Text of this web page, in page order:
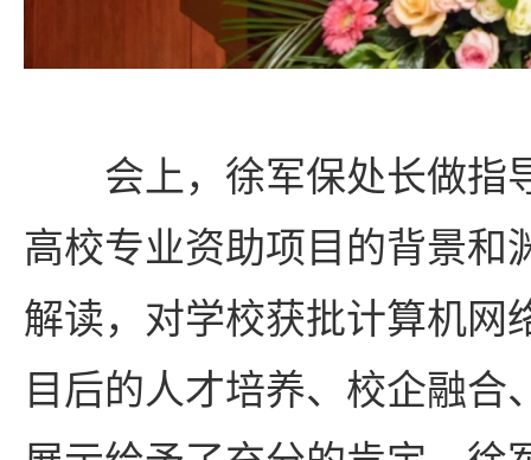
会上，徐军保处长做指
高校专业资助项目的背景和
解读，对学校获批计算机网
目后的人才培养、校企融合